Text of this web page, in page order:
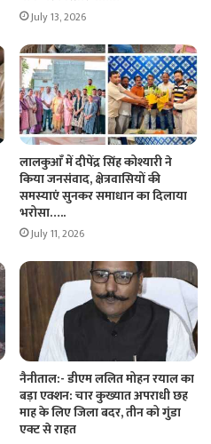
July 13, 2026
लालकुआँ में दीपेंद्र सिंह कोश्यारी ने
किया जनसंवाद, क्षेत्रवासियों की
समस्याएं सुनकर समाधान का दिलाया
भरोसा…..
July 11, 2026
नैनीताल:- डीएम ललित मोहन रयाल का
बड़ा एक्शन: चार कुख्यात अपराधी छह
माह के लिए जिला बदर, तीन को गुंडा
एक्ट से राहत